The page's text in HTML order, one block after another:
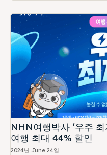
NHN여행박사 ‘우주
여행 최대 44% 할인
2024년 June 24일